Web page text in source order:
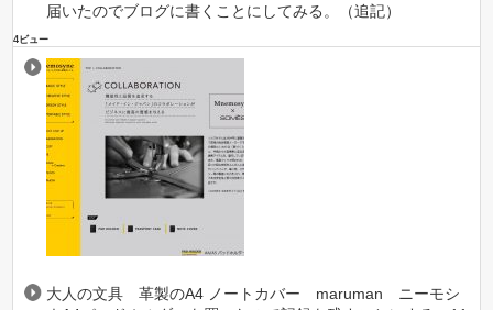
届いたのでブログに書くことにしてみる。（追記）
4ビュー
大人の文具 革製のA4 ノートカバー maruman ニーモシ